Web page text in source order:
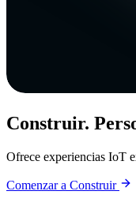
Construir.
Ofrece experiencias IoT
Comenzar a Construir